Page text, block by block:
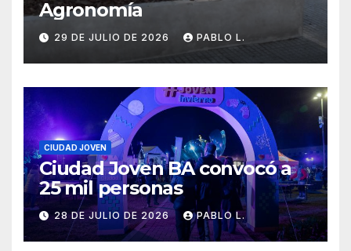
Agronomía
29 DE JULIO DE 2026 PABLO L.
CIUDAD JOVEN
Ciudad Joven BA convocó a
25 mil personas
28 DE JULIO DE 2026 PABLO L.